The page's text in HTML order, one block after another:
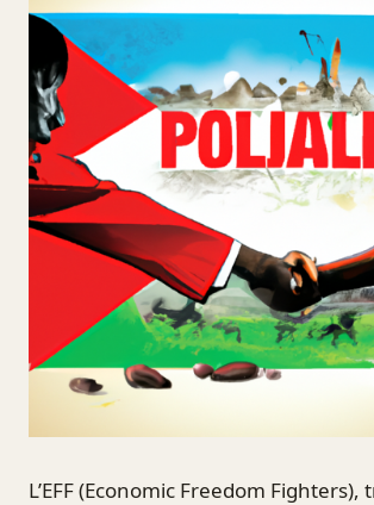
L’EFF (Economic Freedom